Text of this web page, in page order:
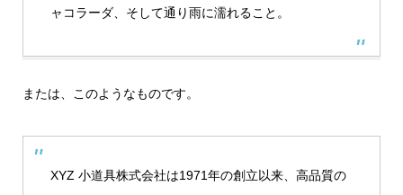
ャコラーダ、そして通り雨に濡れること。
または、このようなものです。
XYZ 小道具株式会社は1971年の創立以来、高品質の